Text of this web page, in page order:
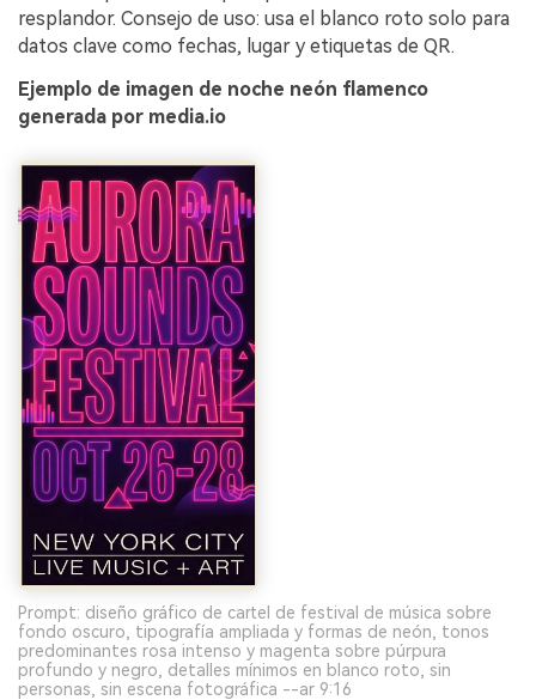
resplandor. Consejo de uso: usa el blanco roto solo para
datos clave como fechas, lugar y etiquetas de QR.
Ejemplo de imagen de noche neón flamenco
generada por media.io
Prompt: diseño gráfico de cartel de festival de música sobre
fondo oscuro, tipografía ampliada y formas de neón, tonos
predominantes rosa intenso y magenta sobre púrpura
profundo y negro, detalles mínimos en blanco roto, sin
personas, sin escena fotográfica --ar 9:16